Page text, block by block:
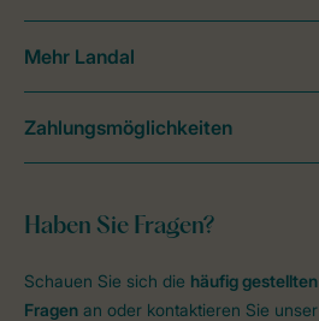
Haben Sie Fragen?
Schauen Sie sich die häufig gestellten
Fragen an oder kontaktieren Sie unser
Mehr Landal
Zahlungsmöglichkeiten